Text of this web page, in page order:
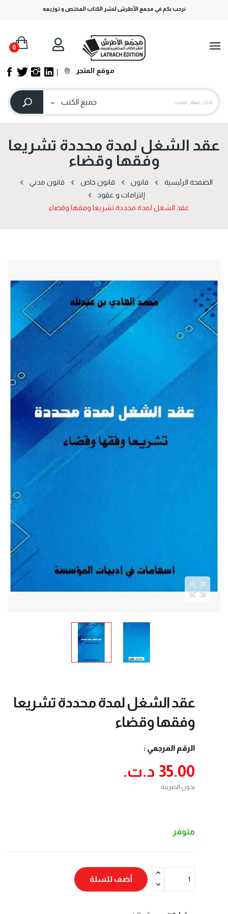
نرحب بكم في مجمع الأطرش لنشر الكتاب المختص و توزيعه
0
موقع المتجر
عقد الشغل لمدة محددة تشريعا
وفقها وقضاء
الصفحة الرئيسية قانون قانون خاص
قانون مدني
إلتزامات و عقود
عقد الشغل لمدة محددة تشريعا وفقها وقضاء
عقد الشغل لمدة محددة تشريعا
وفقها وقضاء
الرقم المرجعي :
35.00 د.ت.‏
بدون الضريبة
متوفر
أضف للسلة